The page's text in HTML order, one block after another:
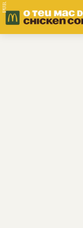
PUB.